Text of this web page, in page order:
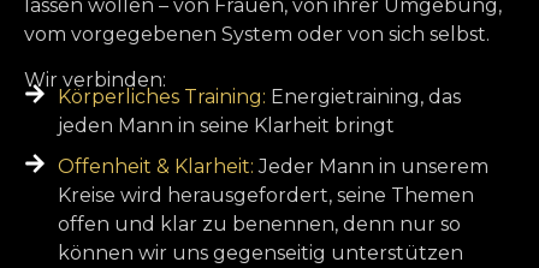
lassen wollen – von Frauen, von ihrer Umgebung,
vom vorgegebenen System oder von sich selbst.
Wir verbinden:
Körperliches Training: Energietraining, das
jeden Mann in seine Klarheit bringt
Offenheit & Klarheit: Jeder Mann in unserem
Kreise wird herausgefordert, seine Themen
offen und klar zu benennen, denn nur so
können wir uns gegenseitig unterstützen